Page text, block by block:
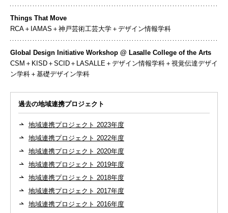
Things That Move
RCA＋IAMAS＋神戸芸術工芸大学＋デザイン情報学科
Global Design Initiative Workshop @ Lasalle College of the Arts
CSM＋KISD＋SCID＋LASALLE＋デザイン情報学科＋視覚伝達デザイ
ン学科＋基礎デザイン学科
過去の地域連携プロジェクト
地域連携プロジェクト 2023年度
地域連携プロジェクト 2022年度
地域連携プロジェクト 2020年度
地域連携プロジェクト 2019年度
地域連携プロジェクト 2018年度
地域連携プロジェクト 2017年度
地域連携プロジェクト 2016年度